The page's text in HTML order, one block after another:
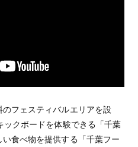
フェスティバルエリアを設
クボードを体験できる「千葉
食べ物を提供する「千葉フー